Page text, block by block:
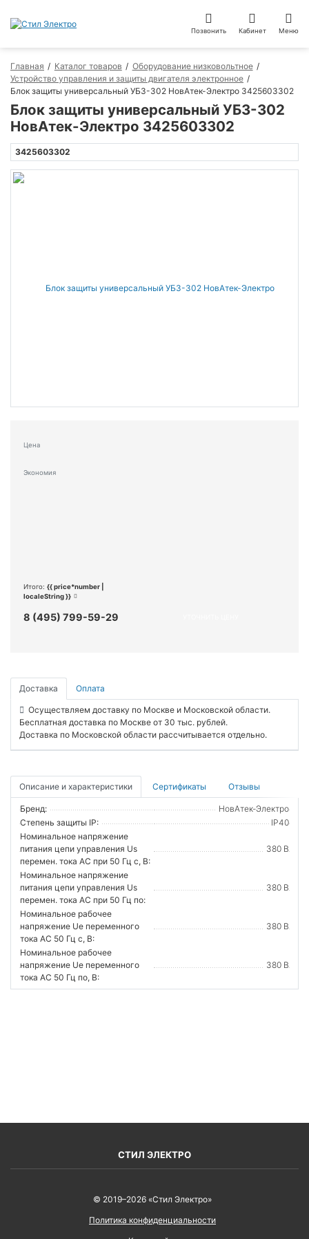
Позвонить Кабинет Меню
Главная Каталог товаров
Оборудование низковольтное
Устройство управления и защиты двигателя электронное
Блок защиты универсальный УБЗ-302 НовАтек-Электро 3425603302
Блок защиты универсальный УБЗ-302
НовАтек-Электро 3425603302
3425603302
Цена
Экономия
Итого: {{ price*number |
localeString }}
8 (495) 799-59-29
Доставка Оплата
Осуществляем доставку по Москве и Московской области.
Бесплатная доставка по Москве от 30 тыс. рублей.
Доставка по Московской области рассчитывается отдельно.
Описание и характеристики Сертификаты Отзывы
Бренд:
НовАтек-Электро
Степень защиты IP:
IP40
Номинальное напряжение
питания цепи управления Us
перемен. тока АС при 50 Гц с, В:
380 В
Номинальное напряжение
питания цепи управления Us
перемен. тока АС при 50 Гц по:
380 В
Номинальное рабочее
напряжение Ue переменного
тока AC 50 Гц с, В:
380 В
Номинальное рабочее
напряжение Ue переменного
тока AC 50 Гц по, В:
380 В
СТИЛ ЭЛЕКТРО
© 2019–2026 «Стил Электро»
Политика конфиденциальности